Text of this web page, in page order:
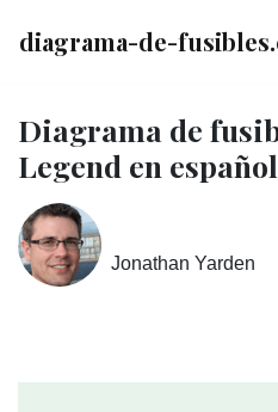
diagrama-de-
Diagrama de
Legend en español
Jonathan Yarden